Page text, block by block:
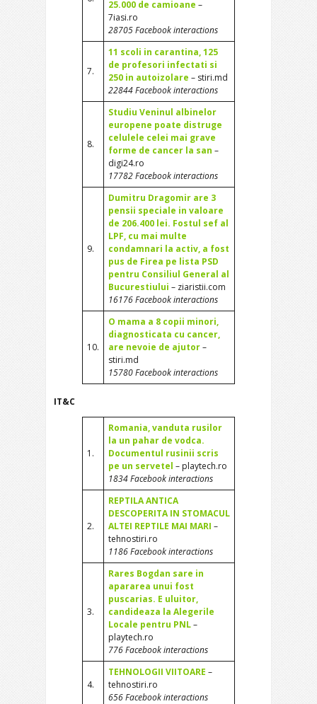
25.000 de camioane –
7iasi.ro
28705 Facebook interactions
7.
11 scoli in carantina, 125
de profesori infectati si
250 in autoizolare – stiri.md
22844 Facebook interactions
8.
Studiu Veninul albinelor
europene poate distruge
celulele celei mai grave
forme de cancer la san –
digi24.ro
17782 Facebook interactions
9.
Dumitru Dragomir are 3
pensii speciale in valoare
de 206.400 lei. Fostul sef al
LPF, cu mai multe
condamnari la activ, a fost
pus de Firea pe lista PSD
pentru Consiliul General al
Bucurestiului – ziaristii.com
16176 Facebook interactions
10.
O mama a 8 copii minori,
diagnosticata cu cancer,
are nevoie de ajutor–
stiri.md
15780 Facebook interactions
IT&C
1.
Romania, vanduta rusilor
la un pahar de vodca.
Documentul rusinii scris
pe un servetel – playtech.ro
1834 Facebook interactions
2.
REPTILA ANTICA
DESCOPERITA IN STOMACUL
ALTEI REPTILE MAI MARI –
tehnostiri.ro
1186 Facebook interactions
3.
Rares Bogdan sare in
apararea unui fost
puscarias. E uluitor,
candideaza la Alegerile
Locale pentru PNL–
playtech.ro
776 Facebook interactions
4.
TEHNOLOGII VIITOARE –
tehnostiri.ro
656 Facebook interactions